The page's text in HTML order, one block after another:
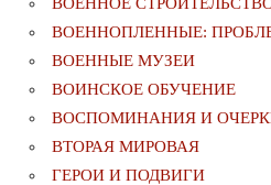
ВОЕННОПЛЕННЫЕ:
ВОЕННЫЕ МУЗЕИ
ВОИНСКОЕ ОБУЧЕНИЕ
ВОСПОМИНАНИЯ И
ВТОРАЯ МИРОВАЯ
ГЕРОИ И ПОДВИГИ